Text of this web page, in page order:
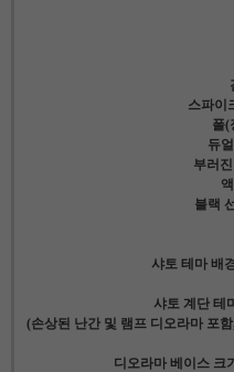
스파이
폴(
듀
부러
블랙
샤토 테마 배
샤토 계단 테
(손상된 난간 및 램프 디오라마 포
디오라마 베이스 크